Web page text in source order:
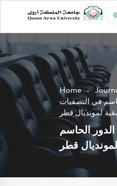
Home
في التصفيات
لمونديال قطر
الحاسم
قطر